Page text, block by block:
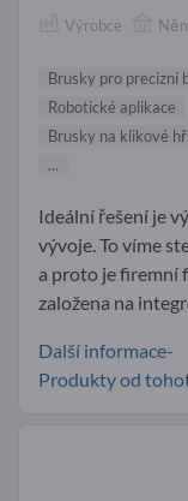
Výrobce
Brusky pro precizní
Robotické aplikace
Brusky na klikové
...
Ideální řešení je
vývoje. To víme
a proto je firemní
založena na
Další informace-
Produkty od